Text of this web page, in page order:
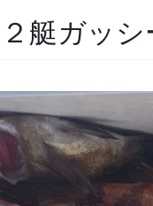
２艇ガッシ